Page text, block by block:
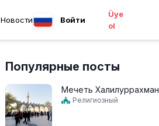
Новости Войти
Üye
ol
Популярные посты
Мечеть Халилуррахман
Религиозный